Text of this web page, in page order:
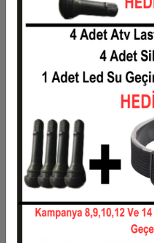
3
2.407,50 TL
1.839,38 TL
1.498,50 TL
1.271,25 TL
7
1.108,93 TL
8
987,19 TL
9
892,50 TL
10
816,75 TL
11
748,64 TL
697,50 TL